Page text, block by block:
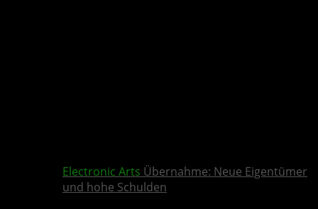
Electronic Arts Übernahme: Neue Eigentümer
und hohe Schulden